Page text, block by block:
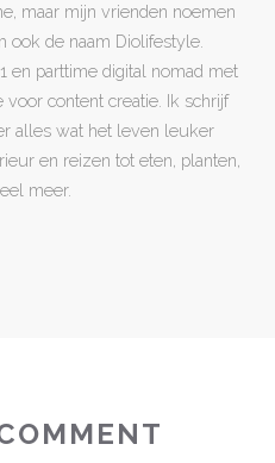
maar mijn vrienden noemen
ook de naam Diolifestyle.
en parttime digital nomad met
voor content creatie. Ik schrijf
alles wat het leven leuker
en reizen tot eten, planten,
meer.